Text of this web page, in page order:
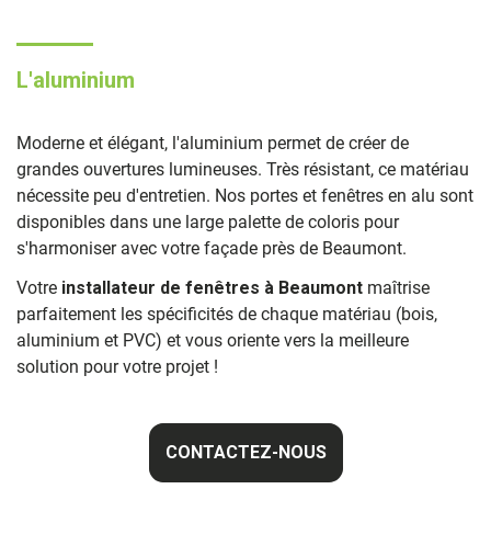
L'aluminium
Moderne et élégant, l'aluminium permet de créer de
grandes ouvertures lumineuses. Très résistant, ce matériau
nécessite peu d'entretien. Nos portes et fenêtres en alu sont
disponibles dans une large palette de coloris pour
s'harmoniser avec votre façade près de Beaumont.
Votre installateur de fenêtres à Beaumont maîtrise
parfaitement les spécificités de chaque matériau (bois,
aluminium et PVC) et vous oriente vers la meilleure
solution pour votre projet !
CONTACTEZ-NOUS